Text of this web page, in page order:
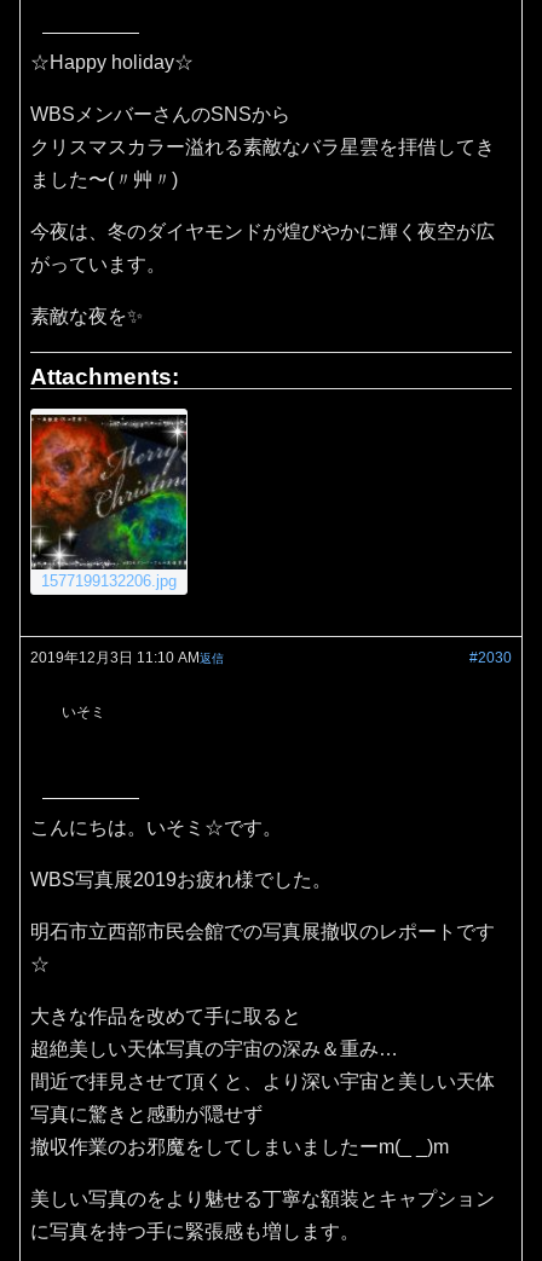
☆Happy holiday☆
WBSメンバーさんのSNSから
クリスマスカラー溢れる素敵なバラ星雲を拝借してき
ました〜(〃艸〃)
今夜は、冬のダイヤモンドが煌びやかに輝く夜空が広
がっています。
素敵な夜を✨
Attachments:
1577199132206.jpg
2019年12月3日 11:10 AM #2030
返信
いそミ
こんにちは。いそミ☆です。
WBS写真展2019お疲れ様でした。
明石市立西部市民会館での写真展撤収のレポートです
☆
大きな作品を改めて手に取ると
超絶美しい天体写真の宇宙の深み＆重み…
間近で拝見させて頂くと、より深い宇宙と美しい天体
写真に驚きと感動が隠せず
撤収作業のお邪魔をしてしまいましたーm(_ _)m
美しい写真のをより魅せる丁寧な額装とキャプション
に写真を持つ手に緊張感も増します。